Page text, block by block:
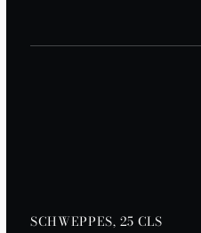
SCHWEPPES, 25 CLS